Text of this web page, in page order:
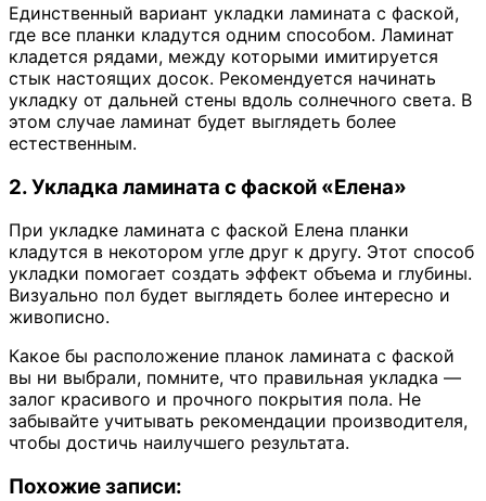
Единственный вариант укладки ламината с фаской,
где все планки кладутся одним способом. Ламинат
кладется рядами, между которыми имитируется
стык настоящих досок. Рекомендуется начинать
укладку от дальней стены вдоль солнечного света. В
этом случае ламинат будет выглядеть более
естественным.
2. Укладка ламината с фаской «Елена»
При укладке ламината с фаской Елена планки
кладутся в некотором угле друг к другу. Этот способ
укладки помогает создать эффект объема и глубины.
Визуально пол будет выглядеть более интересно и
живописно.
Какое бы расположение планок ламината с фаской
вы ни выбрали, помните, что правильная укладка —
залог красивого и прочного покрытия пола. Не
забывайте учитывать рекомендации производителя,
чтобы достичь наилучшего результата.
Похожие записи: